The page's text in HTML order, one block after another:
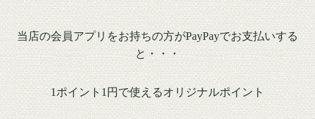
当店の会員アプリをお持ちの方がPayPayでお支払いする
と・・・
1ポイント1円で使えるオリジナルポイント